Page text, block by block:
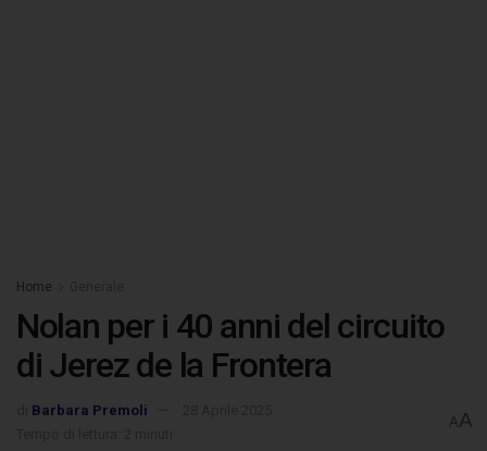
Home
Nolan per i 40 anni del circuito
di Jerez de la Frontera
Barbara Premoli
AA